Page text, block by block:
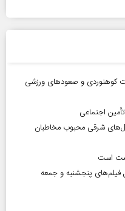
کوهنوردی و صعودهای ورزشی
اجتماعی
شرقی محبوب مخاطبان
است
فیلم‌های پنجشنبه و جمعه